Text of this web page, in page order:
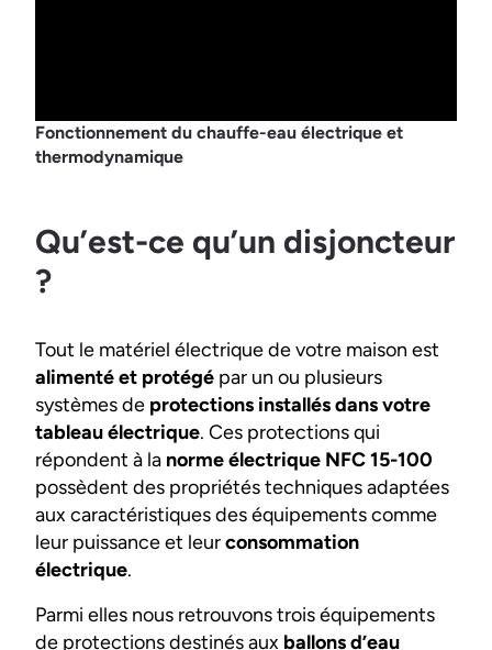
Fonctionnement du chauffe-eau électrique et
thermodynamique
Qu’est-ce qu’un disjoncteur
?
Tout le matériel électrique de votre maison est
alimenté et protégé par un ou plusieurs
systèmes de protections installés dans votre
tableau électrique. Ces protections qui
répondent à la norme électrique NFC 15-100
possèdent des propriétés techniques adaptées
aux caractéristiques des équipements comme
leur puissance et leurconsommation
électrique.
Parmi elles nous retrouvons trois équipements
de protections destinés aux ballons d’eau